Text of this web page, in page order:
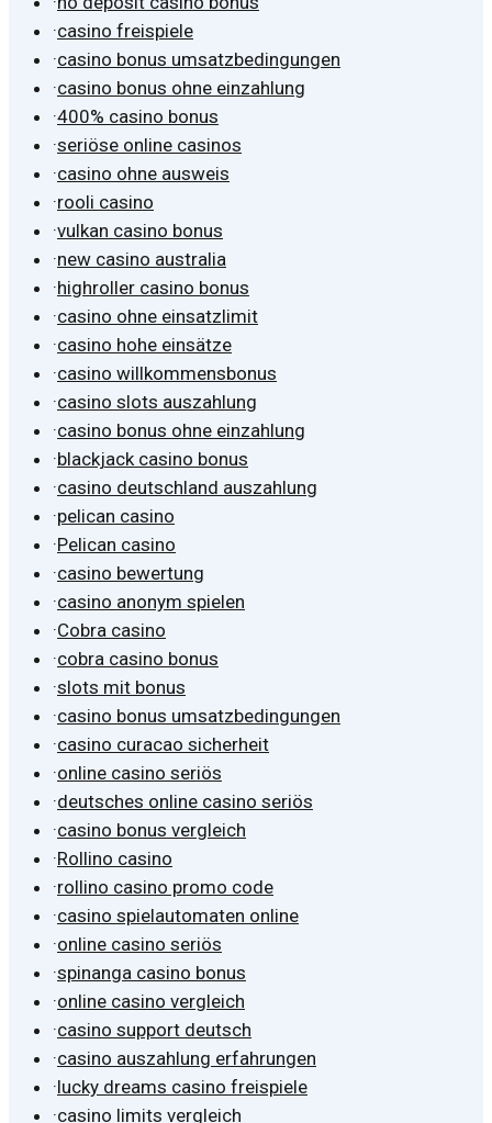
·casino freispiele
·casino bonus umsatzbedingungen
·casino bonus ohne einzahlung
·400% casino bonus
·seriöse online casinos
·casino ohne ausweis
·rooli casino
·vulkan casino bonus
·new casino australia
·highroller casino bonus
·casino ohne einsatzlimit
·casino hohe einsätze
·casino willkommensbonus
·casino slots auszahlung
·casino bonus ohne einzahlung
·blackjack casino bonus
·casino deutschland auszahlung
·pelican casino
·Pelican casino
·casino bewertung
·casino anonym spielen
·Cobra casino
·cobra casino bonus
·slots mit bonus
·casino bonus umsatzbedingungen
·casino curacao sicherheit
·online casino seriös
·deutsches online casino seriös
·casino bonus vergleich
·Rollino casino
·rollino casino promo code
·casino spielautomaten online
·online casino seriös
·spinanga casino bonus
·online casino vergleich
·casino support deutsch
·casino auszahlung erfahrungen
·lucky dreams casino freispiele
·casino limits vergleich